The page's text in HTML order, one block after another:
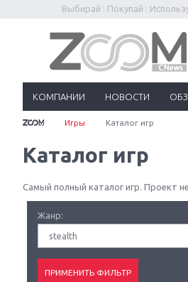
Выбирай : Покупай :
КОМПАНИИ НОВОСТИ
Игры Каталог игр
Каталог игр
Самый полный каталог игр. Проект
Жанр:
stealth